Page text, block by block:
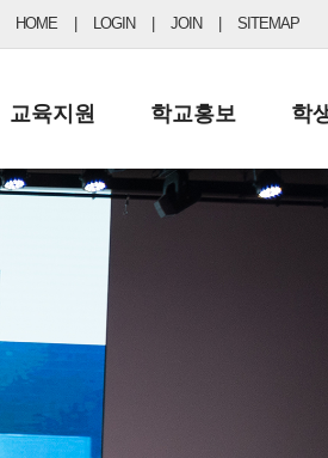
HOME LOGIN JOIN SITEMAP
교육지원
행정실
학교운영위원회
학교건축기금
학교홍보
보도자료
학